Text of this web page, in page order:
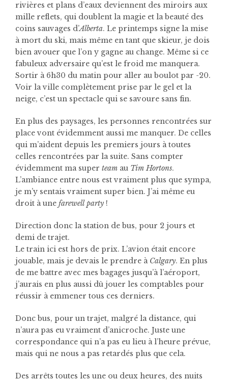
rivières et plans d’eaux deviennent des miroirs aux
mille reflets, qui doublent la magie et la beauté des
coins sauvages d’Alberta. Le printemps signe la mise
à mort du ski, mais même en tant que skieur, je dois
bien avouer que l’on y gagne au change. Même si ce
fabuleux adversaire qu’est le froid me manquera.
Sortir à 6h30 du matin pour aller au boulot par -20.
Voir la ville complètement prise par le gel et la
neige, c’est un spectacle qui se savoure sans fin.
En plus des paysages, les personnes rencontrées sur
place vont évidemment aussi me manquer. De celles
qui m’aident depuis les premiers jours à toutes
celles rencontrées par la suite. Sans compter
évidemment ma super team au Tim Hortons.
L’ambiance entre nous est vraiment plus que sympa,
je m’y sentais vraiment super bien. J’ai même eu
droit à une farewell party !
Direction donc la station de bus, pour 2 jours et
demi de trajet.
Le train ici est hors de prix. L’avion était encore
jouable, mais je devais le prendre à Calgary. En plus
de me battre avec mes bagages jusqu’à l’aéroport,
j’aurais en plus aussi dû jouer les comptables pour
réussir à emmener tous ces derniers.
Donc bus, pour un trajet, malgré la distance, qui
n’aura pas eu vraiment d’anicroche. Juste une
correspondance qui n’a pas eu lieu à l’heure prévue,
mais qui ne nous a pas retardés plus que cela.
Des arrêts toutes les une ou deux heures, des nuits